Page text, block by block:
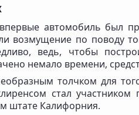
автомобиль был
возмущение по поводу
ведь, чтобы
немало времени,
толчком для
стал участником
штате Калифорния.